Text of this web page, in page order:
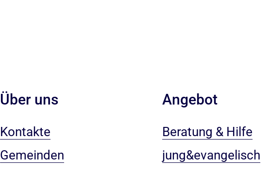
Über uns
Kontakte
Gemeinden
Angebot
Beratung & Hilfe
jung&evangelisch